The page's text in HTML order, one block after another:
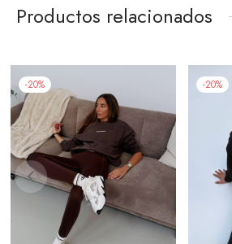
Productos relacionados
-20% -20%